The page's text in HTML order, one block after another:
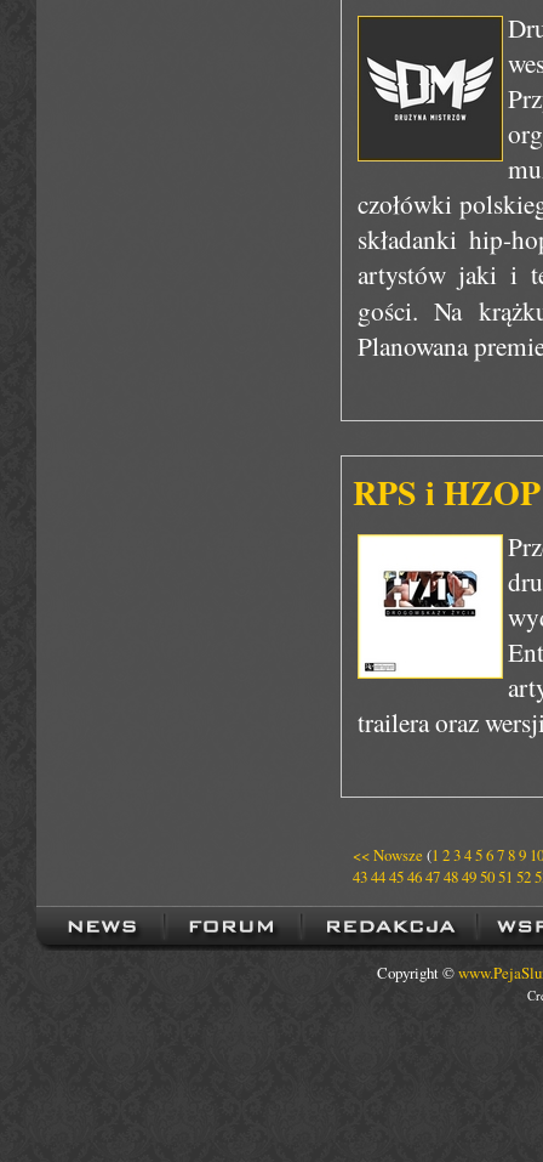
czołówki
składanki hip-
artystów jaki i
gości. Na
Planowana
RPS i
trailera oraz
<< Nowsze (1 23456789 10
434445464748495051 52
Copyright ©